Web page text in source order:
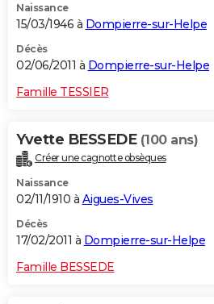
Naissance
15/03/1946 à Dompierre-sur-Helpe
Décès
02/06/2011 à Dompierre-sur-Helpe
Famille TESSIER
Yvette BESSEDE (100 ans)
Créer une cagnotte obsèques
Naissance
02/11/1910 à Aigues-Vives
Décès
17/02/2011 à Dompierre-sur-Helpe
Famille BESSEDE